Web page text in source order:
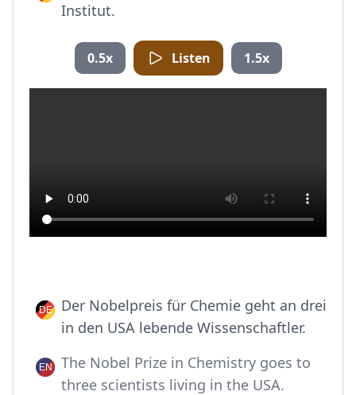
Institut.
0.5x Listen 1.5x
Der Nobelpreis für Chemie geht an drei
in den USA lebende Wissenschaftler.
The Nobel Prize in Chemistry goes to
three scientists living in the USA.